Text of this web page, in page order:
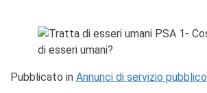
Pubblicato in Annunci di servizio pubblico